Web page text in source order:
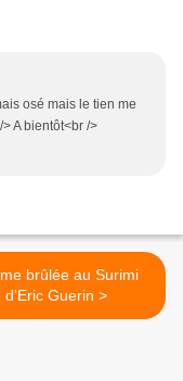
osé mais le tien me
A bientôt<br />
brûlée au Surimi
d'Eric Guerin >